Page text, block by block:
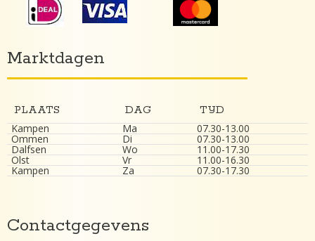
Contactgegevens
Marktdagen
PLAATS DAG
TIJD
Kampen
Ma 07.30-13.00
Ommen Di 07.30-13.00
Dalfsen Wo 11.00-17.30
Olst Vr 11.00-16.30
Kampen Za 07.30-17.30